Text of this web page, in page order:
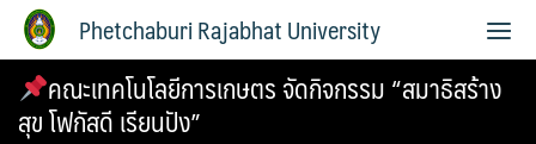
Phetchaburi Rajabhat University
คณะเทคโนโลยีการเกษตร จัดกิจกรรม “สมาธิสร้าง
สุข โฟกัสดี เรียนปัง”